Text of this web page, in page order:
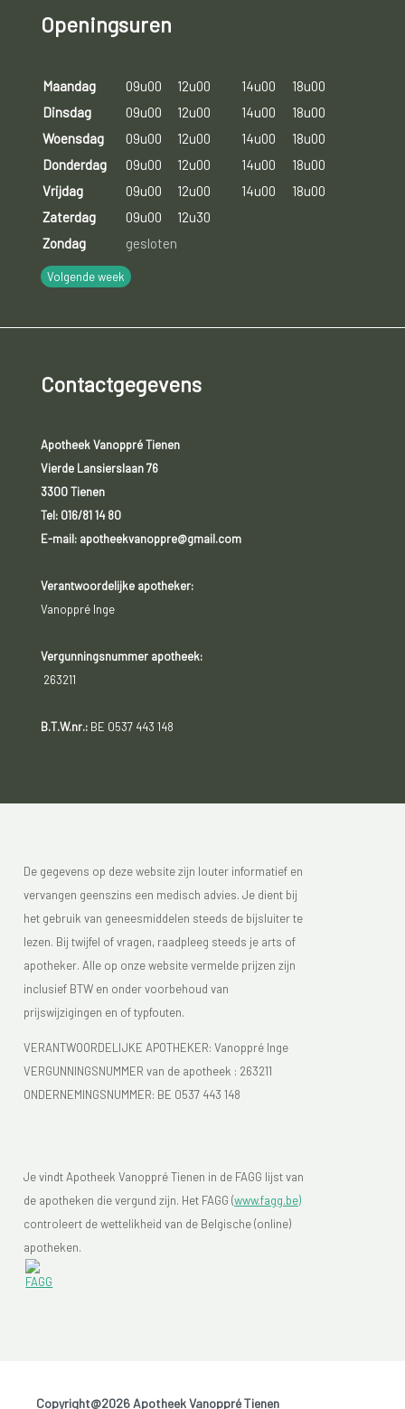
Openingsuren
Maandag 09u00 12u00 14u00
18u00
Dinsdag
09u00 12u00 14u00
18u00
Woensdag
09u00 12u00 14u00
18u00
Donderdag
09u00 12u00 14u00
18u00
Vrijdag
09u00 12u00 14u00
18u00
Zaterdag
09u00
12u30
Zondag
gesloten
Volgende week
Contactgegevens
Apotheek Vanoppré Tienen
Vierde Lansierslaan 76
3300 Tienen
Tel: 016/81 14 80
E-mail: apotheekvanoppre@gmail.com
Verantwoordelijke apotheker:
Vanoppré Inge
Vergunningsnummer apotheek:
263211
B.T.W.nr.:BE 0537 443 148
De gegevens op deze website zijn louter informatief en
vervangen geenszins een medisch advies. Je dient bij
het gebruik van geneesmiddelen steeds de bijsluiter te
lezen. Bij twijfel of vragen, raadpleeg steeds je arts of
apotheker. Alle op onze website vermelde prijzen zijn
inclusief BTW en onder voorbehoud van
prijswijzigingen en of typfouten.
VERANTWOORDELIJKE APOTHEKER: Vanoppré Inge
VERGUNNINGSNUMMER van de apotheek : 263211
ONDERNEMINGSNUMMER: BE 0537 443 148
Je vindt Apotheek Vanoppré Tienen in de FAGG lijst van
de apotheken die vergund zijn. Het FAGG (www.fagg.be)
controleert de wettelikheid van de Belgische (online)
apotheken.
Copyright@2026 Apotheek Vanoppré Tienen